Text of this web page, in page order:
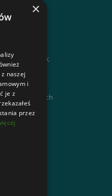
GOT PTTK
PTTK
×
naszej
i
je z
przez